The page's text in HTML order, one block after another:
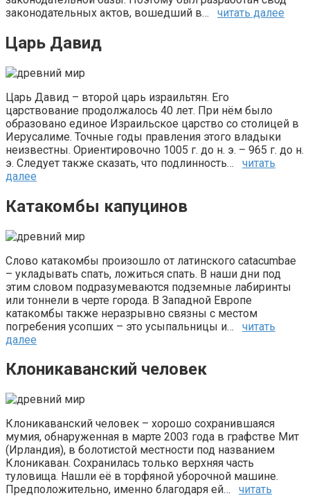
законодательных актов, вошедший в… читать далее
Царь Давид
Царь Давид – второй царь израильтян. Его
царствование продолжалось 40 лет. При нём было
образовано единое Израильское царство со столицей в
Иерусалиме. Точные годы правления этого владыки
неизвестны. Ориентировочно 1005 г. до н. э. – 965 г. до н.
э. Следует также сказать, что подлинность… читать
далее
Катакомбы капуцинов
Слово катакомбы произошло от латинского catacumbae
– укладывать спать, ложиться спать. В наши дни под
этим словом подразумеваются подземные лабиринты
или тоннели в черте города. В Западной Европе
катакомбы также неразрывно связны с местом
погребения усопших – это усыпальницы и… читать
далее
Клоникаванский человек
Клоникаванский человек – хорошо сохранившаяся
мумия, обнаруженная в марте 2003 года в графстве Мит
(Ирландия), в болотистой местности под названием
Клоникаван. Сохранилась только верхняя часть
туловища. Нашли её в торфяной уборочной машине.
Предположительно, именно благодаря ей… читать